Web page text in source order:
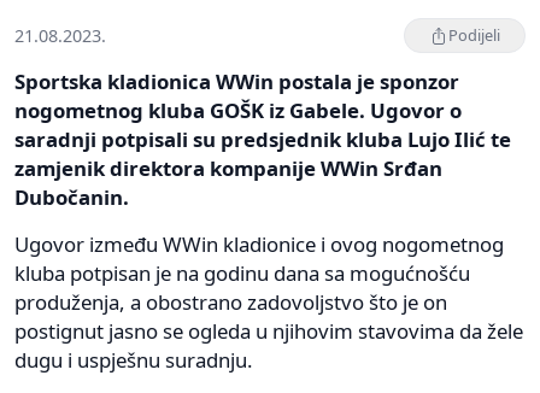
21.08.2023. Podijeli
Sportska kladionica WWin postala je sponzor
nogometnog kluba GOŠK iz Gabele. Ugovor o
saradnji potpisali su predsjednik kluba Lujo Ilić te
zamjenik direktora kompanije WWin Srđan
Dubočanin.
Ugovor između WWin kladionice i ovog nogometnog
kluba potpisan je na godinu dana sa mogućnošću
produženja, a obostrano zadovoljstvo što je on
postignut jasno se ogleda u njihovim stavovima da žele
dugu i uspješnu suradnju.